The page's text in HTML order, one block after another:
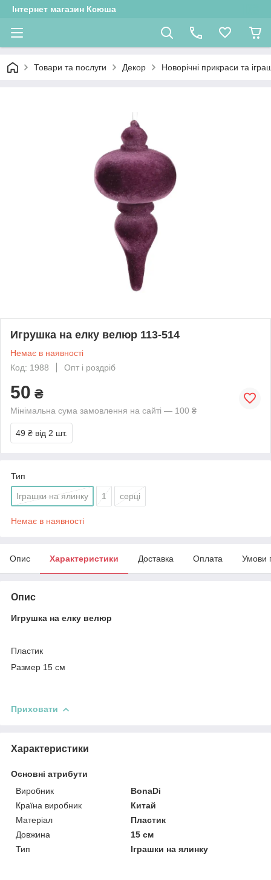
Інтернет магазин Ксюша
Товари та послуги Декор Новорічні прикраси та
Игрушка на елку велюр 113-514
Немає в наявності
Код: 1988
Опт і роздріб
50 ₴
Мінімальна сума замовлення на сайті — 100 ₴
49 ₴ від 2 шт.
Тип
Іграшки на ялинку 1 серці
Немає в наявності
Опис Характеристики Доставка Оплата Умови
Опис
Игрушка на елку велюр
Пластик
Размер 15 см
Приховати
Характеристики
Основні атрибути
Виробник
BonaDi
Країна виробник
Китай
Матеріал
Пластик
Довжина
15 см
Тип
Іграшки на ялинку